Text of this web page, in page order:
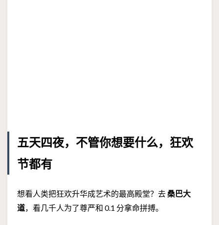
五天四夜，不管你想要什么，狂欢
节都有
想看人类把狂欢升华成艺术的最高殿堂？去桑巴大
道，看几千人为了尊严和 0.1 分拿命拼搏。